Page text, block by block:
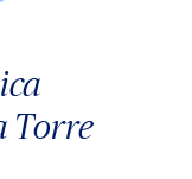
Torre